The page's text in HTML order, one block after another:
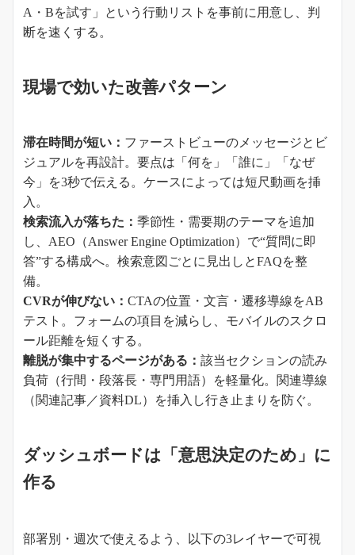
A・Bを試す」という行動リストを事前に用意し、判
断を速くする。
現場で効いた改善パターン
滞在時間が短い： ファーストビューのメッセージとビ
ジュアルを再設計。要点は「何を」「誰に」「なぜ
今」を3秒で伝える。ケースによっては短尺動画を挿
入。
検索流入が落ちた： 季節性・需要期のテーマを追加
し、AEO（Answer Engine Optimization）で“質問に即
答”する構成へ。検索意図ごとに見出しとFAQを整
備。
CVRが伸びない： CTAの位置・文言・遷移導線をAB
テスト。フォームの項目を減らし、モバイルのスクロ
ール距離を短くする。
離脱が集中するページがある： 該当セクションの読み
負荷（行間・段落長・専門用語）を軽量化。関連導線
（関連記事／資料DL）を挿入し行き止まりを防ぐ。
ダッシュボードは「意思決定のため」に
作る
部署別・週次で使えるよう、以下の3レイヤーで可視